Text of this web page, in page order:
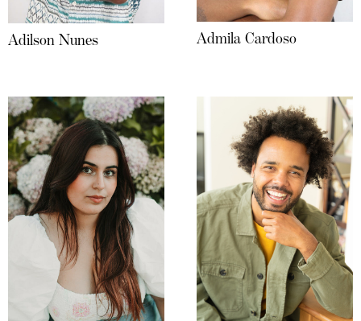
Adilson Nunes Admila Cardoso